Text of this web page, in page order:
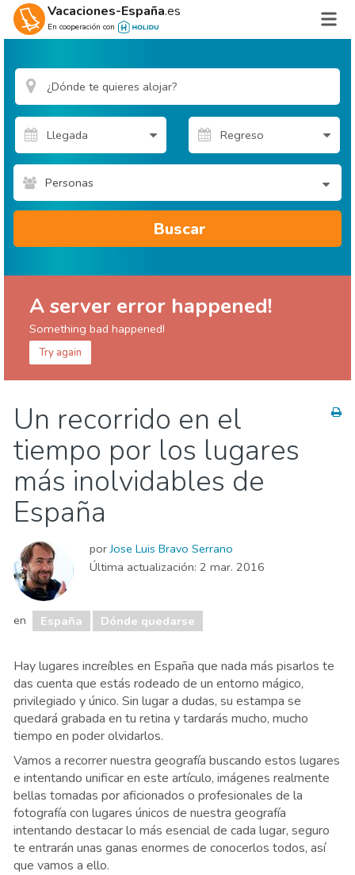
Vacaciones-España.es
En cooperación con
Personas
Buscar
A server error happened!
Something bad happened!
Try again
Agenda de eventos
Comida & Restaurantes
Compras
Deporte & aventura
Dónde quedarse
Familia & niños
Museos & Arte
Naturaleza & aire libre
Playas
Vida nocturna & Bares
Un recorrido en el
tiempo por los lugares
más inolvidables de
España
porJose Luis Bravo Serrano
Última actualización: 2 mar. 2016
en España Dónde quedarse
Hay lugares increíbles en España que nada más pisarlos te
das cuenta que estás rodeado de un entorno mágico,
privilegiado y único. Sin lugar a dudas, su estampa se
quedará grabada en tu retina y tardarás mucho, mucho
tiempo en poder olvidarlos.
Vamos a recorrer nuestra geografía buscando estos lugares
e intentando unificar en este artículo, imágenes realmente
bellas tomadas por aficionados o profesionales de la
fotografía con lugares únicos de nuestra geografía
intentando destacar lo más esencial de cada lugar, seguro
te entrarán unas ganas enormes de conocerlos todos, así
que vamos a ello.